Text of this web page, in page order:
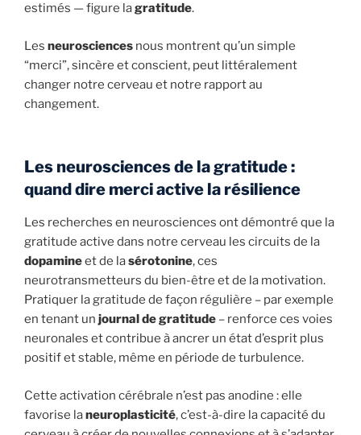
estimés — figure lagratitude.
Les neurosciences nous montrent qu’un simple
“merci”, sincère et conscient, peut littéralement
changer notre cerveau et notre rapport au
changement.
Les neurosciences de la gratitude :
quand dire merci active la résilience
Les recherches en neurosciences ont démontré que la
gratitude active dans notre cerveau les circuits de la
dopamineet de lasérotonine, ces
neurotransmetteurs du bien-être et de la motivation.
Pratiquer la gratitude de façon régulière – par exemple
en tenant un journal de gratitude – renforce ces voies
neuronales et contribue à ancrer un état d’esprit plus
positif et stable, même en période de turbulence.
Cette activation cérébrale n’est pas anodine : elle
favorise laneuroplasticité, c’est-à-dire la capacité du